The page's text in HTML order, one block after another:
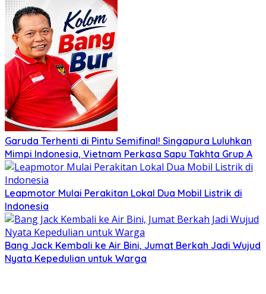
Garuda Terhenti di Pintu Semifinal! Singapura Luluhkan
Mimpi Indonesia, Vietnam Perkasa Sapu Takhta Grup A
Leapmotor Mulai Perakitan Lokal Dua Mobil Listrik di
Indonesia
Bang Jack Kembali ke Air Bini, Jumat Berkah Jadi Wujud
Nyata Kepedulian untuk Warga